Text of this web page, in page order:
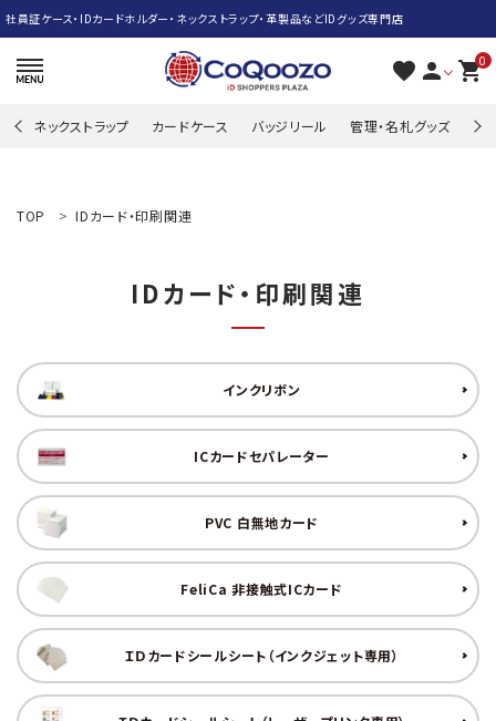
社員証ケース・IDカードホルダー・ネックストラップ・革製品などIDグッズ専門店
favorite person 0
shopping_cart
ネックストラップ カードケース バッジリール 管理・名札グッズ 牛
ネックストラップ
カードケース
バッジリール
管理・名札グッズ
牛革・合皮
IDカード印刷関連
TOP IDカード・印刷関連
IDカード・印刷関連
インクリボン
ICカードセパレーター
PVC 白無地カード
FeliCa 非接触式ICカード
ＩＤカードシールシート（インクジェット専用）